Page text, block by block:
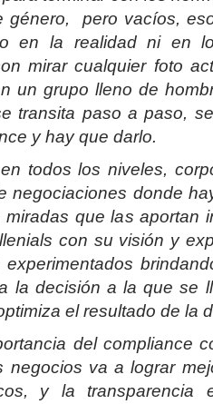
género, pero vacíos,
en la realidad ni en
mirar cualquier foto
un grupo lleno de
transita paso a paso,
y hay que darlo.
todos los niveles,
negociaciones donde
miradas que las aportan
con su visión y
experimentados
la decisión a la que se
el resultado de la
del compliance
negocios va a lograr
y la transparencia